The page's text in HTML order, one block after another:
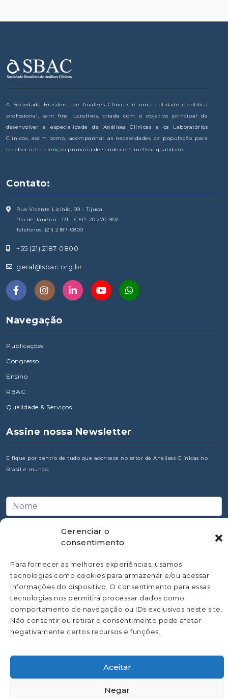
Gerenciar o
consentimento
Para fornecer as melhores experiências, usamos
tecnologias como cookies para armazenar e/ou acessar
informações do dispositivo. O consentimento para essas
tecnologias nos permitirá processar dados como
comportamento de navegação ou IDs exclusivos neste site.
Não consentir ou retirar o consentimento pode afetar
negativamente certos recursos e funções.
Aceitar
Negar
A Sociedade Brasileira de Análises Clínicas é uma entidade científica
profissional, sem fins lucrativos, criada com o objetivo principal de
desenvolver a especialidade de Análises Clínicas e os Laboratórios
Clínicos, assim como, acompanhar as necessidades da população para
receber uma atenção primária de saúde com melhor qualidade.
Contato:
Rua Vicente Licínio, 99 - Tijuca
Rio de Janeiro - RJ - CEP: 20.270-902
Telefones: (21) 2187-0800
+55 (21) 2187-0800
geral@sbac.org.br
Navegação
Publicações
Congresso
Ensino
RBAC
Qualidade & Serviços
Assine nossa Newsletter
E fique por dentro de tudo que acontece no setor de Analises Clínicas no
Brasil e mundo.
© Todos os direitos Reservado a SBAC - Sociedade Brasileira de